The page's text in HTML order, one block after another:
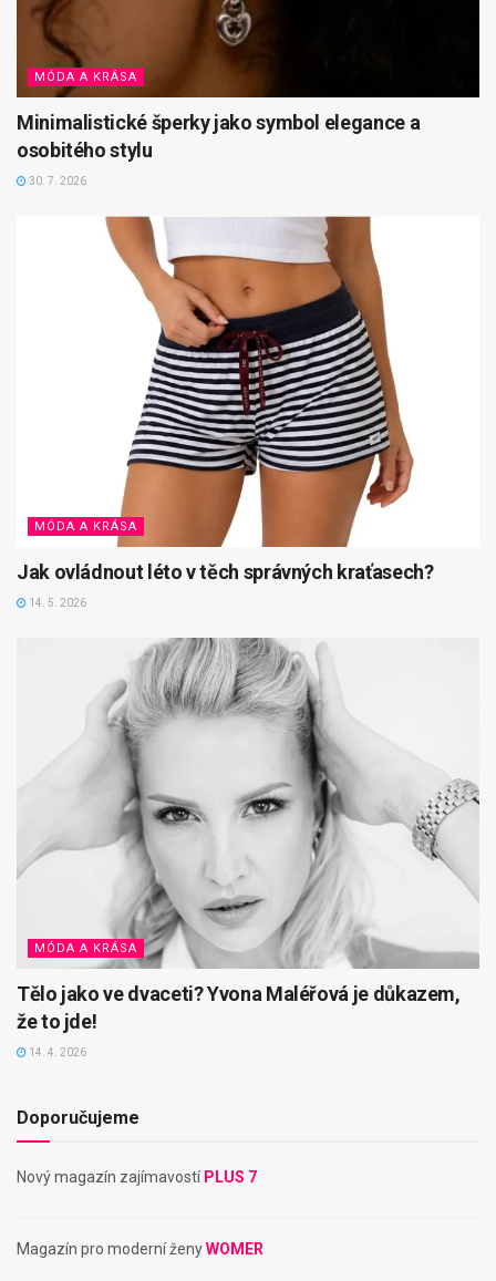
MÓDA A KRÁSA
Minimalistické šperky jako symbol elegance a
osobitého stylu
30. 7. 2026
MÓDA A KRÁSA
Jak ovládnout léto v těch správných kraťasech?
14. 5. 2026
MÓDA A KRÁSA
Tělo jako ve dvaceti? Yvona Maléřová je důkazem,
že to jde!
14. 4. 2026
Doporučujeme
Nový magazín zajímavostí PLUS 7
Magazín pro moderní ženyWOMER